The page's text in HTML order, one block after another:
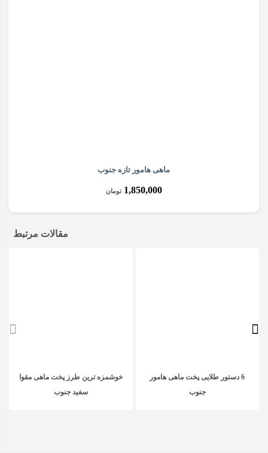
ماهی هامور تازه جنوب
1,850,000 تومان
مقالات مرتبط
6 دستور طلایی پخت ماهی هامور
جنوب
خوشمزه ترین طرز پخت ماهی مقوا
سفید جنوب